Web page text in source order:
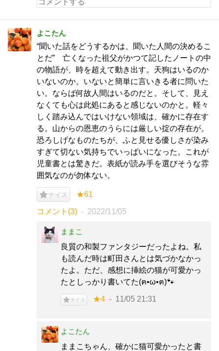
よこたん
“聞いた話をどうするかは、聞いた人間の決めるこ
とだ” 亡くなった祖父がかつて記したノートの中
の物語が、時を超えて動き出す。天狗はいるのか
いないのか。いないと簡単に言いきる者に問いた
い。ならば何故人間はいるのだと。そして、見え
なくても心は此処にあると感じないのかと。軽々
しく踏み込んではいけない領域は、確かに存在す
る。山からの恩恵のうらには厳しい掟の存在が。
恐ろしげなものたちが、ふと見せる優しさが染み
すぎて切ない気持ちでいっぱいになった。これが
児童書とは驚きだ。表紙が読み手を選びそうな雰
囲気なのが勿体ない。
ナイス ★61
コメント(3) 2022/11/05
ままこ
良質の和製ファンタジーだったよね。私
も読んだ時は町田さんとは気づかなかっ
たよ。ただ、感想に挿絵の猫が可愛かっ
たとしっかり書いてた(ฅ•ω•ฅ)🐾
ナイス ★4 11/05 21:31
よこたん
ままこちゃん、確かに猫可愛かったと書